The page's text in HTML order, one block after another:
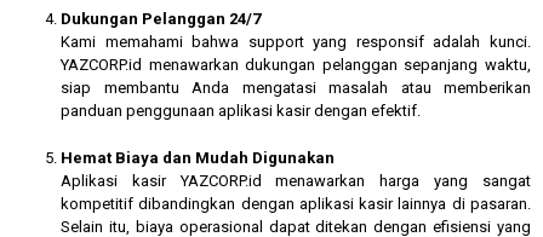
Dukungan Pelanggan 24/7
Kami memahami bahwa support yang responsif adalah kunci.
YAZCORP.id menawarkan dukungan pelanggan sepanjang waktu,
siap membantu Anda mengatasi masalah atau memberikan
panduan penggunaan aplikasi kasir dengan efektif.
Hemat Biaya dan Mudah Digunakan
Aplikasi kasir YAZCORP.id menawarkan harga yang sangat
kompetitif dibandingkan dengan aplikasi kasir lainnya di pasaran.
Selain itu, biaya operasional dapat ditekan dengan efisiensi yang